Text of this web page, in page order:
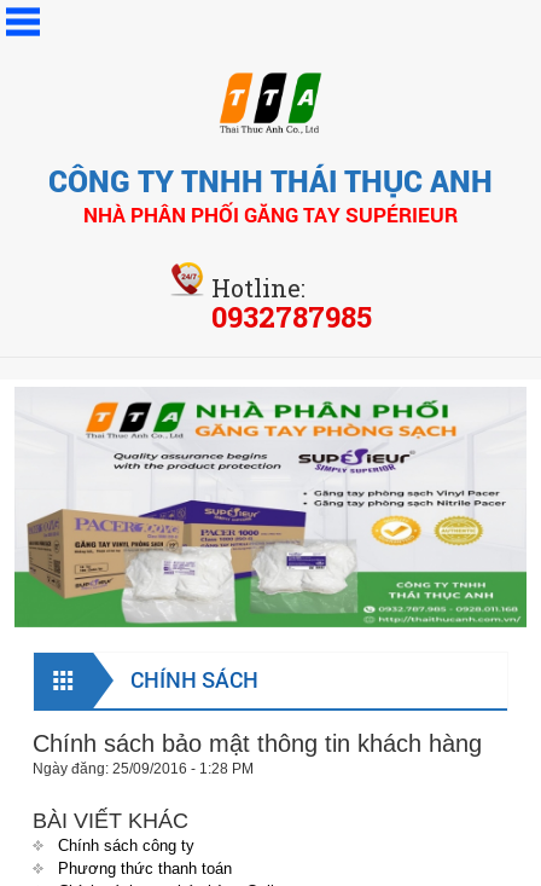
CÔNG TY TNHH THÁI THỤC ANH
NHÀ PHÂN PHỐI GĂNG TAY SUPÉRIEUR
Hotline:
0932787985
CHÍNH SÁCH
Chính sách bảo mật thông tin khách hàng
Ngày đăng: 25/09/2016 - 1:28 PM
BÀI VIẾT KHÁC
Chính sách công ty
Phương thức thanh toán